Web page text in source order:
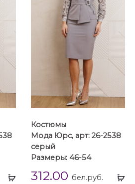
Выбрать
Костюмы
Мода Юрс, арт: 26-2538
серый
Размеры: 46-54
312.00 бел.руб.